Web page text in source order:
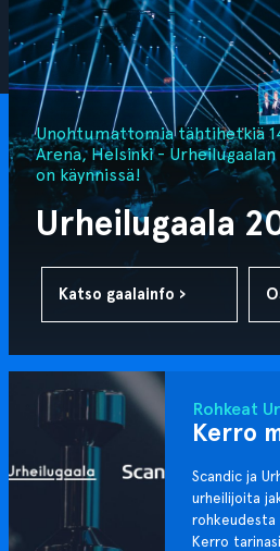
Unohtumattomia tähtihetkiä
Arena, Helsinki -
on käynnissä!
Urheilugaala
Katso gaalainfo ›
Rohkeat
Kerro
Scandic ja
urheilijoita
rohkeudesta
Kerro